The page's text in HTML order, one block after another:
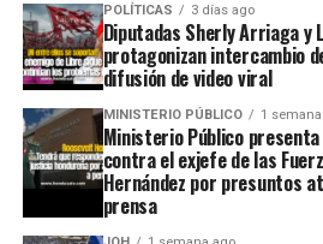
POLÍTICAS 3 días ago
Diputadas Sherly Arriaga y
protagonizan intercambio
difusión de video viral
MINISTERIO PÚBLICO 1
Ministerio Público
contra el exjefe de las
Hernández por presuntos
prensa